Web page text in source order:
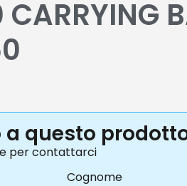
a questo
per contattarci
Cognome